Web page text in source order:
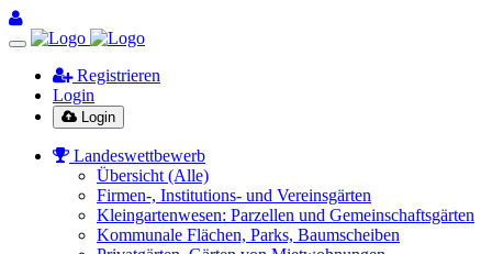
Registrieren
Login
Login
Landeswettbewerb
Übersicht (Alle)
Firmen-, Institutions- und Vereinsgärten
Kleingartenwesen: Parzellen und Gemeinschaftsgärten
Kommunale Flächen, Parks, Baumscheiben